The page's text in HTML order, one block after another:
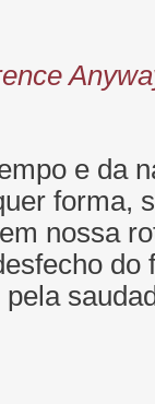
e da
forma,
nossa
do